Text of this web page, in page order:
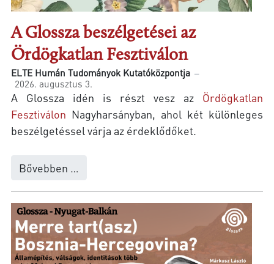
A Glossza beszélgetései az
Ördögkatlan Fesztiválon
ELTE Humán Tudományok Kutatóközpontja
2026. augusztus 3.
A Glossza idén is részt vesz az Ördögkatlan
Fesztiválon Nagyharsányban, ahol két különleges
beszélgetéssel várja az érdeklődőket.
Bővebben …